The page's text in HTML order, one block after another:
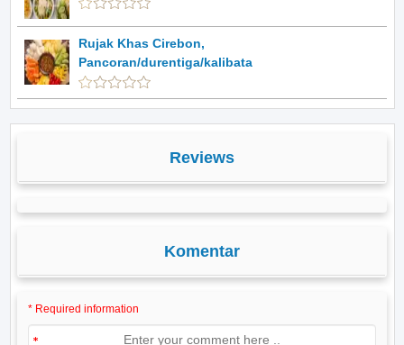
Rujak Khas Cirebon,
Pancoran/durentiga/kalibata
Reviews
Komentar
* Required information